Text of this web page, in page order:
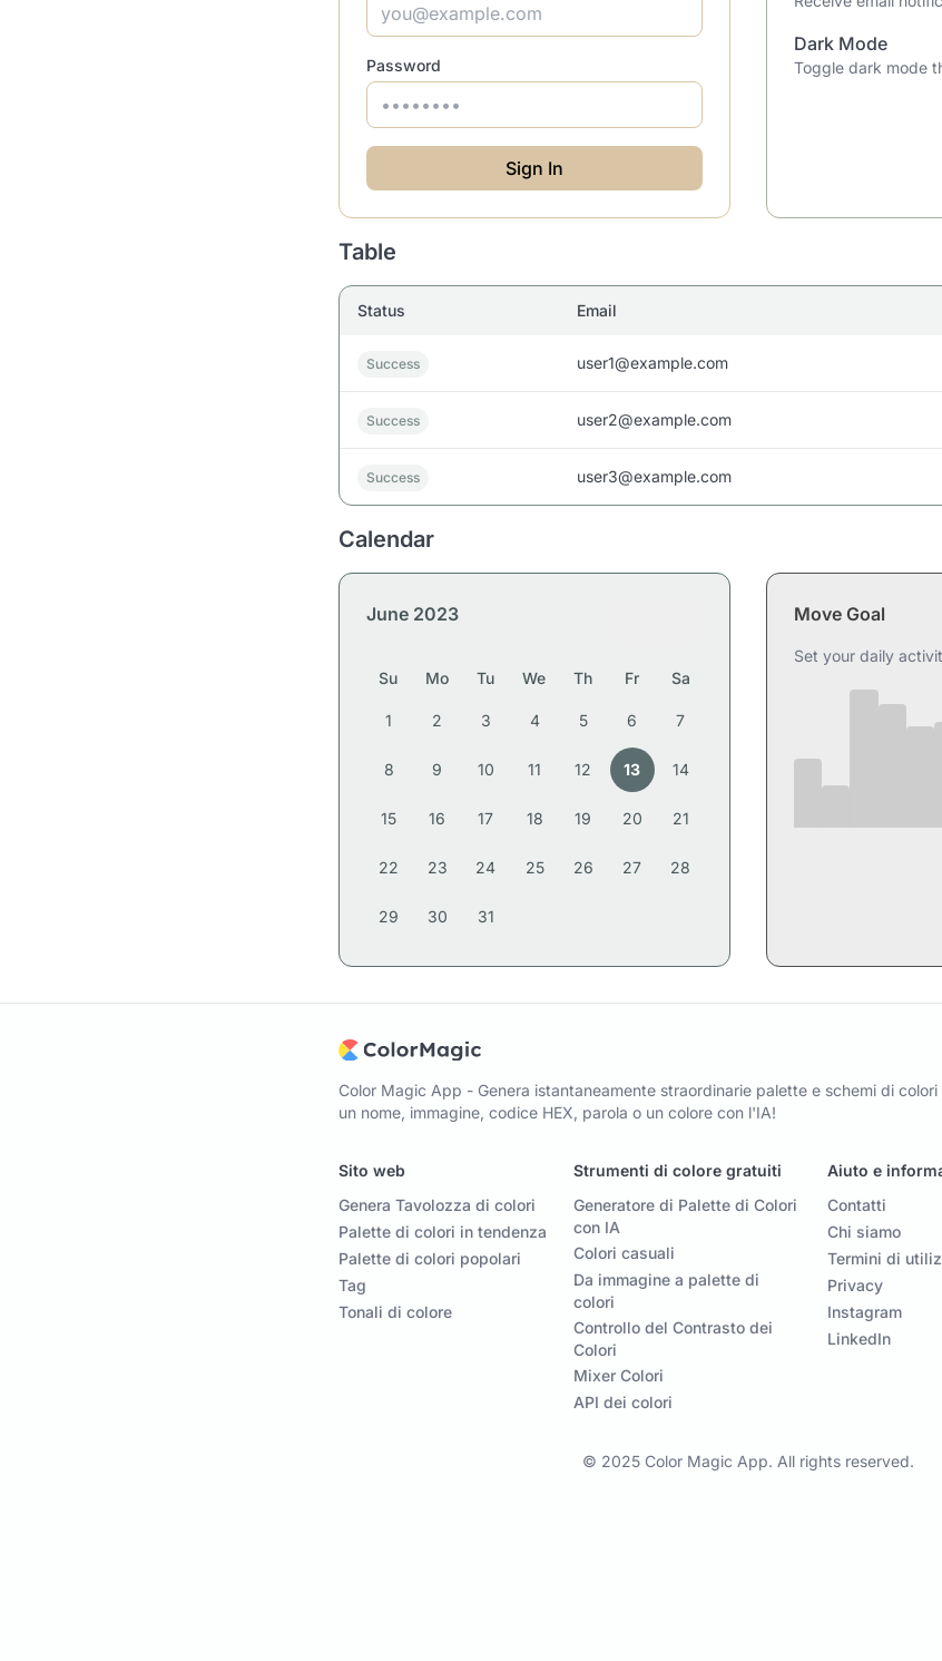
Password
Sign In
Dark Mode
Toggle dark mode
Table
Status Email
Success user1@example.com
Success user2@example.com
Success user3@example.com
Calendar
June 2023
Su Mo Tu We Th Fr Sa
1 2 3 4 5 6 7
8 9 10 11 12 13 14
15 16 17 18 19 20 21
22 23 24 25 26 27 28
29 30 31
Move Goal
Set your daily
Color Magic App - Genera istantaneamente straordinarie palette e schemi di colori
un nome, immagine, codice HEX, parola o un colore con l'IA!
Sito web
Genera Tavolozza di colori
Palette di colori in tendenza
Palette di colori popolari
Tag
Tonali di colore
Strumenti di colore gratuiti
Generatore di Palette di Colori
con IA
Colori casuali
Da immagine a palette di
colori
Controllo del Contrasto dei
Colori
Mixer Colori
API dei colori
Aiuto e
Contatti
Chi siamo
Termini di
Privacy
Instagram
LinkedIn
© 2025 Color Magic App. All rights reserved.